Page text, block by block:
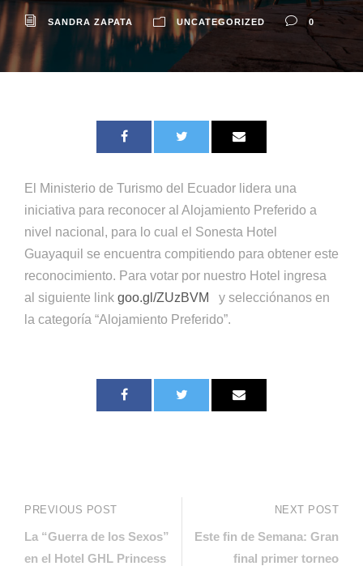
SANDRA ZAPATA UNCATEGORIZED 0
El Ministerio de Turismo del Ecuador lidera una
iniciativa para reconocer al Alojamiento Preferido a
nivel nacional, para lo cual el Sonesta Hotel
Guayaquil se encuentra compitiendo para obtener este
reconocimiento. Para votar por nuestro Hotel ingresa
al siguiente link goo.gl/ZUzBVM
y selecciónanos en
la categoría “Alojamiento Preferido”.
PREVIOUS POST
La “Guerra de los Sexos”
en el Hotel GHL Princess
NEXT POST
Este fin de Semana: Gran
final primer torneo